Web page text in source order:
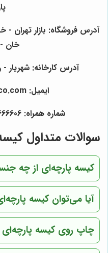
آدرس فروشگاه: بازار تهران -
خان -
آدرس کارخانه: شهریار
ایمیل: info@parchine-co.com
شماره همراه: 09123666606 - 09123666676
سوالات متداول
کیسه پارچه‌ای از چه
آیا می‌توان کیسه
چاپ روی کیسه